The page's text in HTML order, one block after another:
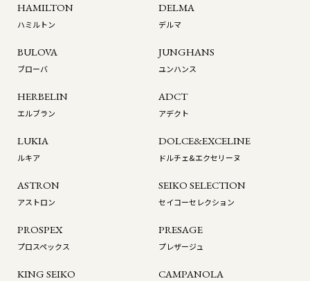
HAMILTON
ハミルトン
DELMA
デルマ
BULOVA
ブローバ
JUNGHANS
ユンハンス
HERBELIN
エルブラン
ADCT
アデクト
LUKIA
ルキア
DOLCE&EXCELINE
ドルチェ&エクセリーヌ
ASTRON
アストロン
SEIKO SELECTION
セイコーセレクション
PROSPEX
プロスペックス
PRESAGE
プレザージュ
KING SEIKO CAMPANOLA